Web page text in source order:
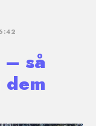
så